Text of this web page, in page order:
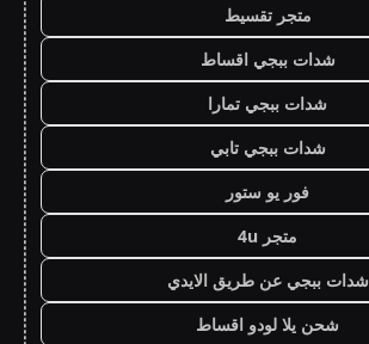
متجر تقسيط
شدات ببجي اقساط
شدات ببجي تمارا
شدات ببجي تابي
فور يو ستور
متجر 4u
شدات ببجي عن طريق الايدي
شحن يلا لودو اقساط